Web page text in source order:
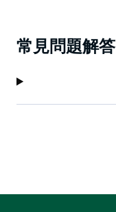
常見問題解答